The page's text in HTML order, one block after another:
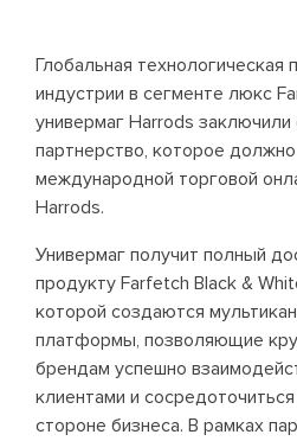
Глобальная
индустрии в сегменте люкс
универмаг Harrods заключили
партнерство, которое
международной торговой
Harrods.
Универмаг получит полный
продукту Farfetch Black &
которой создаются
платформы, позволяющие
брендам успешно
клиентами и
стороне бизнеса. В рамках